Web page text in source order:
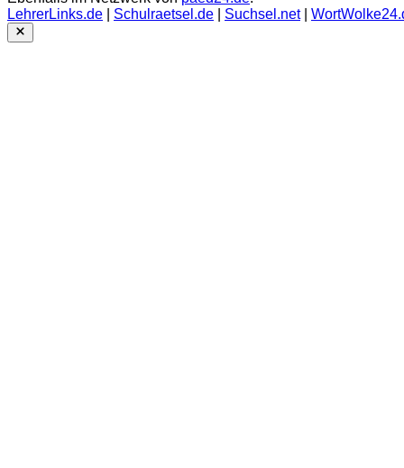
LehrerLinks.de
Schulraetsel.de Suchsel.net|
Close